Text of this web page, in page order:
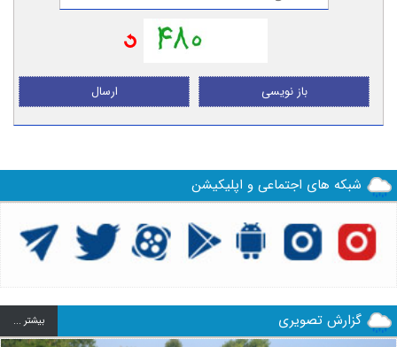
ارسال باز نویسی
شبکه های اجتماعی و اپلیکیشن
گزارش تصویری بيشتر ...